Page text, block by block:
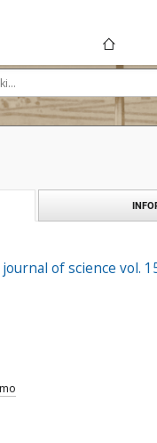
of science vol.